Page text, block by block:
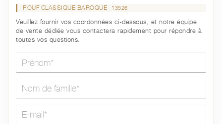
POUF CLASSIQUE BAROQUE 13526
Veuillez fournir vos coordonnées ci-dessous, et notre équipe
de vente dédiée vous contactera rapidement pour répondre à
toutes vos questions.